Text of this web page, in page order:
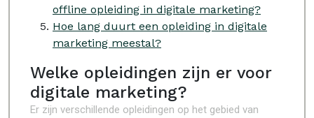
offline opleiding in digitale marketing?
Hoe lang duurt een opleiding in digitale
marketing meestal?
Welke opleidingen zijn er voor
digitale marketing?
Er zijn verschillende opleidingen op het gebied van